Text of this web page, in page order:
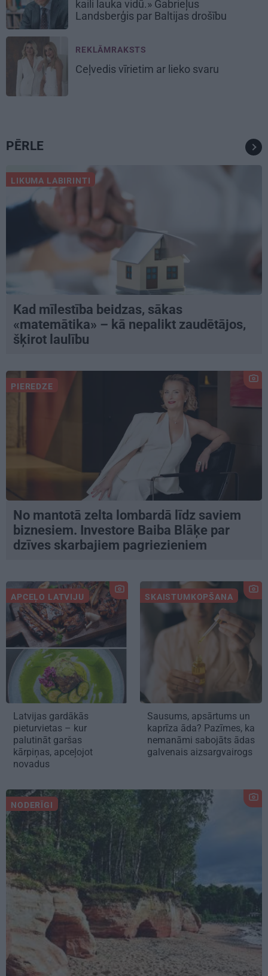
kaili lauka vidū.» Gabrieļus
Landsberģis par Baltijas drošību
REKLĀMRAKSTS
Ceļvedis vīrietim ar lieko svaru
PĒRLE
LIKUMA LABIRINTI
Kad mīlestība beidzas, sākas
«matemātika» – kā nepalikt zaudētājos,
šķirot laulību
PIEREDZE
No mantotā zelta lombardā līdz saviem
biznesiem. Investore Baiba Blāķe par
dzīves skarbajiem pagriezieniem
APCEĻO LATVIJU
Latvijas gardākās
pieturvietas – kur
palutināt garšas
kārpiņas, apceļojot
novadus
SKAISTUMKOPŠANA
Sausums, apsārtums un
kaprīza āda? Pazīmes, ka
nemanāmi sabojāts ādas
galvenais aizsargvairogs
NODERĪGI